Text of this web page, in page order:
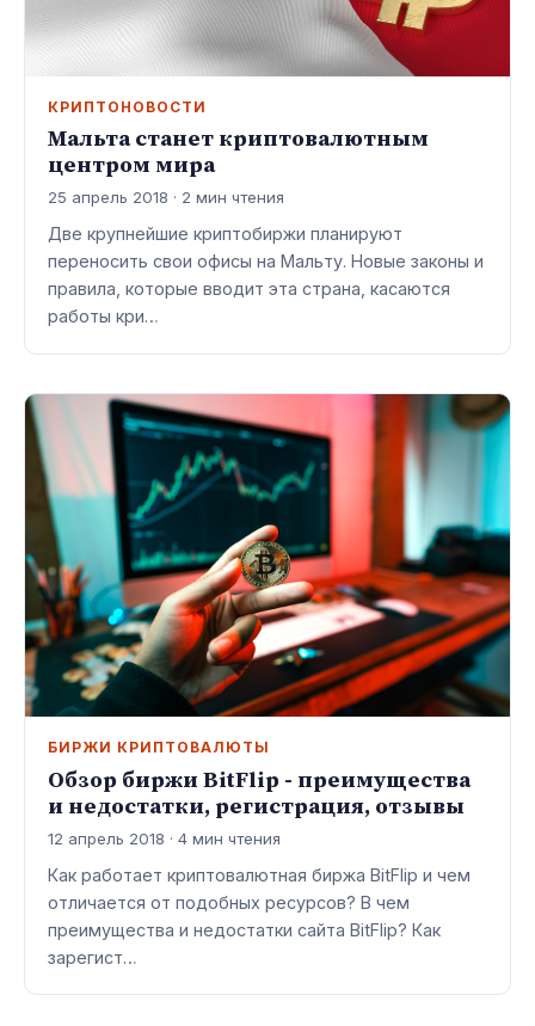
КРИПТОНОВОСТИ
Мальта станет криптовалютным
центром мира
25 апрель 2018 · 2 мин чтения
Две крупнейшие криптобиржи планируют
переносить свои офисы на Мальту. Новые законы и
правила, которые вводит эта страна, касаются
работы кри…
БИРЖИ КРИПТОВАЛЮТЫ
Обзор биржи BitFlip - преимущества
и недостатки, регистрация, отзывы
12 апрель 2018 · 4 мин чтения
Как работает криптовалютная биржа BitFlip и чем
отличается от подобных ресурсов? В чем
преимущества и недостатки сайта BitFlip? Как
зарегист…